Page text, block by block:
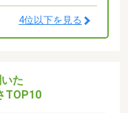
4位以下を見る
た
TOP10